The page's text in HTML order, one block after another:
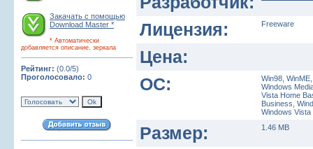
Закачать с помощью
Download Master *
* Автоматически
добавляется описание, зеркала
Рейтинг: (0.0/5)
Проголосовало: 0
Лицензия: Freeware
Цена:
ОС:
Win98,
Windows
Vista Home
Business,
Windows Vista
Размер: 1.46 MB